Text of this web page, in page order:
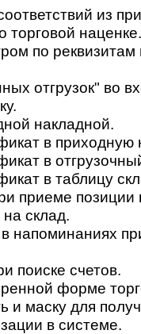
из
торговой наценке.
по реквизитам
отгрузок" во
накладной.
в приходную
в
в таблицу
приеме позиции
склад.
напоминаниях
поиске счетов.
форме
и маску для
в системе.